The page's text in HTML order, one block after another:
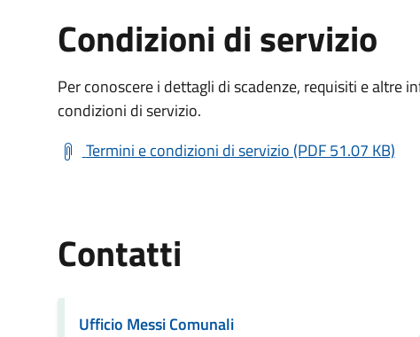
Condizioni di servizio
Per conoscere i dettagli di scadenze, requisiti e altre
condizioni di servizio.
Termini e condizioni di servizio (PDF 51.07 KB)
Contatti
Ufficio Messi Comunali